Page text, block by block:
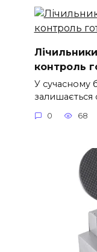
контроль
У сучасному
залишається
0 68